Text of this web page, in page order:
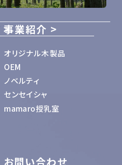
事業紹介
オリジナル木製品
OEM
ノベルティ
センセイシャ
mamaro授乳室
お問い合わせ